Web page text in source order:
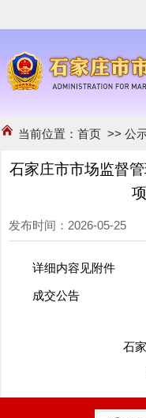
当前位置：首页 >>公
石家庄市市场监督
发布时间：2026-05-
详细内容见附件
成交公告
石